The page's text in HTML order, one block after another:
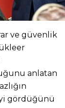
ve güvenlik
anlatan
gördüğünü